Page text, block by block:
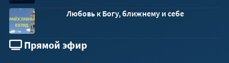
Любовь к Богу, ближнему и себе
Прямой эфир